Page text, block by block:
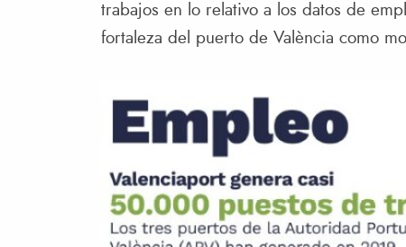
trabajos en lo relativo a los datos de
fortaleza del puerto de València como